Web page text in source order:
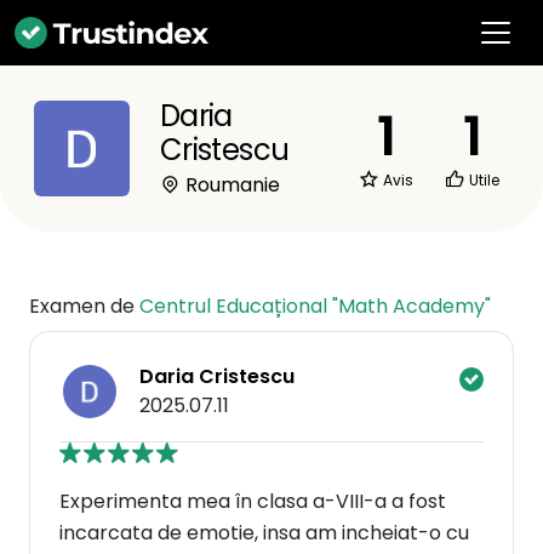
Daria
Cristescu
Roumanie
1
Avis
1
Utile
Examen deCentrul Educațional "Math Academy"
Daria Cristescu
2025.07.11
Experimenta mea în clasa a-VIII-a a fost
incarcata de emotie, insa am incheiat-o cu